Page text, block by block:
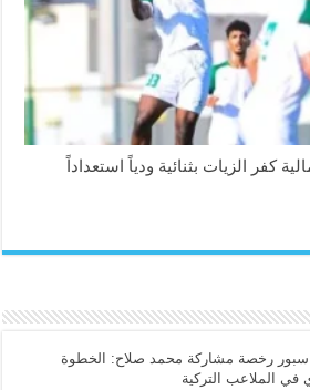
كفر الزيات بثنائية ودياً استعداداً
سبور رخصة مشاركة محمد صلاح: الخطوة
في الملاعب التركية